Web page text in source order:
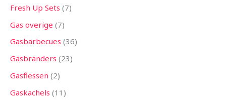
Fresh Up Sets 7
Gas overige 7
Gasbarbecues 36
Gasbranders 23
Gasflessen 2
Gaskachels 11